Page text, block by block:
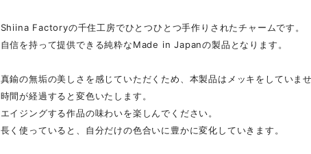
Shiina Factoryの千住工房でひとつひとつ手作りされたチャームです。
自信を持って提供できる純粋なMade in Japanの製品となります。
真鍮の無垢の美しさを感じていただくため、本製品はメッキをしていませ
時間が経過すると変色いたします。
エイジングする作品の味わいを楽しんでください。
長く使っていると、自分だけの色合いに豊かに変化していきます。